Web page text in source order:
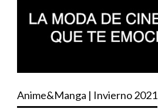
Anime&Manga | Invierno 2021